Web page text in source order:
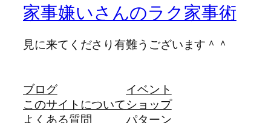
家事嫌いさんのラク家事術
見に来てくださり有難うございます＾＾
ブログ
このサイトについて
よくある質問
イベント
ショップ
パターン